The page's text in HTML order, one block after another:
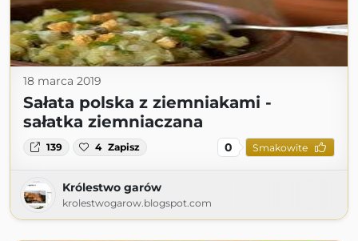
18 marca 2019
Sałata polska z ziemniakami -
sałatka ziemniaczana
139 4 Zapisz 0 Smakowite
Królestwo garów
krolestwogarow.blogspot.com